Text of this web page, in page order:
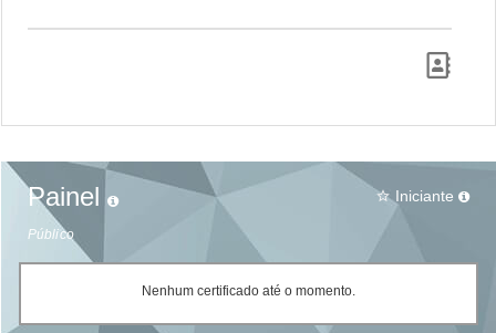
Painel
Público
star_border Iniciante
Nenhum certificado até o momento.